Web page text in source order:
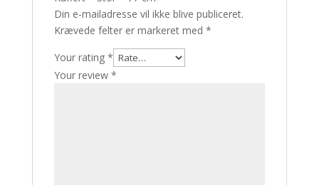
Din e-mailadresse vil ikke blive publiceret.
Krævede felter er markeret med *
Your rating *
Your review *